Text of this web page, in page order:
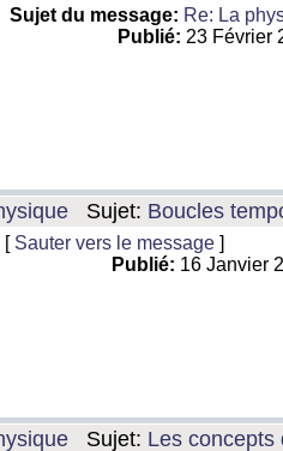
Sujet du message: Re: La
Publié: 23 Février
Sujet: Boucles
[ Sauter vers le message ]
Publié: 16 Janvier
Sujet: Les concepts